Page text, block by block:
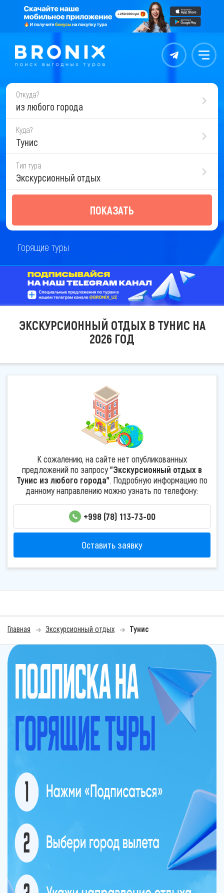
Контакты Меню
Откуда?
из любого города
Куда?
Тунис
Тип тура
Экскурсионный отдых
ПОКАЗАТЬ
Горящие туры
ЭКСКУРСИОННЫЙ ОТДЫХ В ТУНИС НА
2026 ГОД
К сожалению, на сайте нет опубликованных
предложений по запросу"Экскурсионный отдых в
Тунис из любого города". Подробную информацию по
данному направлению можно узнать по телефону:
+998 (78) 113-73-00
Оставить заявку
Главная Экскурсионный отдых Тунис